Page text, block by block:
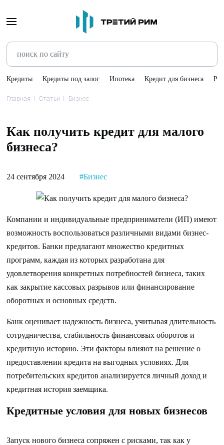
Кредиты Кредиты под залог Ипотека Кредит для бизнеса
Главная Статьи Бизнес
Как получить кредит для малого
бизнеса?
24 сентября 2024 #Бизнес
Компании и индивидуальные предприниматели (ИП) имеют
возможность воспользоваться различными видами бизнес-
кредитов. Банки предлагают множество кредитных
программ, каждая из которых разработана для
удовлетворения конкретных потребностей бизнеса, таких
как закрытие кассовых разрывов или финансирование
оборотных и основных средств.
Банк оценивает надежность бизнеса, учитывая длительность
сотрудничества, стабильность финансовых оборотов и
кредитную историю. Эти факторы влияют на решение о
предоставлении кредита на выгодных условиях. Для
потребительских кредитов анализируется личный доход и
кредитная история заемщика.
Кредитные условия для новых бизнесов
Запуск нового бизнеса сопряжен с рисками, так как у